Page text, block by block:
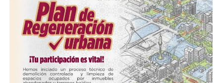
Me gusta esto:
COMPARTE ESTA INFORMACIÓN